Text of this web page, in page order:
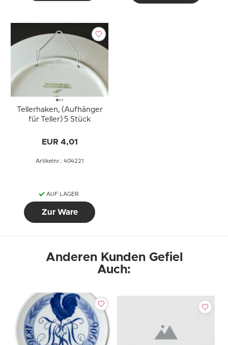
Tellerhaken, (Aufhänger
für Teller) 5 Stück
EUR 4,01
Artikelnr.: 404221
AUF LAGER
Zur Ware
Anderen Kunden Gefiel
Auch: